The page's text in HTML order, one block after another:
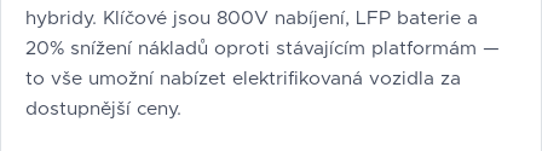
hybridy. Klíčové jsou 800V nabíjení, LFP baterie a
20% snížení nákladů oproti stávajícím platformám —
to vše umožní nabízet elektrifikovaná vozidla za
dostupnější ceny.